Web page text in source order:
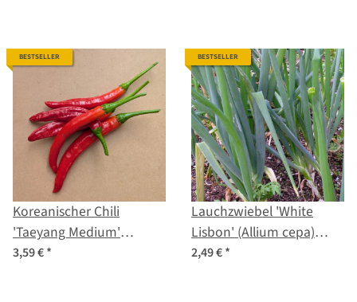
BESTSELLER
Koreanischer Chili
'Taeyang Medium'
(Capsicum annuum) Bio-
3,59 €*
BESTSELLER
Lauchzwiebel 'White
Lisbon' (Allium cepa)
Samen
2,49 €*